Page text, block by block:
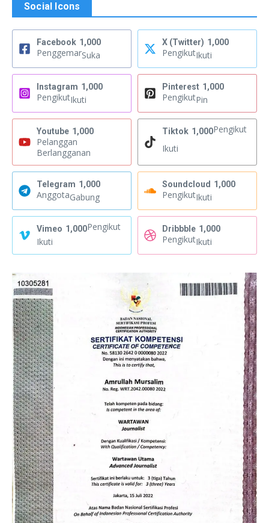
Social Icons
Facebook 1,000
PenggemarSuka
X (Twitter) 1,000
PengikutIkuti
Instagram 1,000
PengikutIkuti
Pinterest 1,000
PengikutPin
Youtube 1,000
Pelanggan
Berlangganan
Tiktok 1,000Pengikut
Ikuti
Telegram 1,000
AnggotaGabung
Soundcloud 1,000
PengikutIkuti
Vimeo 1,000Pengikut
Ikuti
Dribbble 1,000
PengikutIkuti